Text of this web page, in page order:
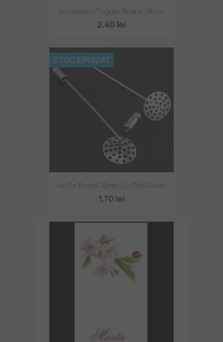
Inchizatori Toggle Floare -5buc
2,40 lei
Ac De Broșă 78mm Cu Sită 14mm
1,70 lei
STOC EPUIZAT